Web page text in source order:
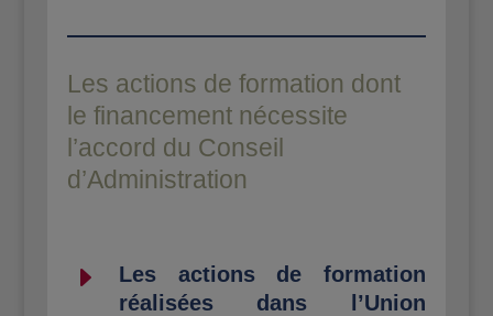
Les actions de formation dont
le financement nécessite
l’accord du Conseil
d’Administration
E
Les actions de formation
réalisées dans l’Union